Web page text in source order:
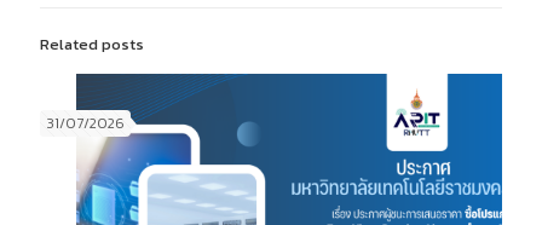
Related posts
31/07/2026